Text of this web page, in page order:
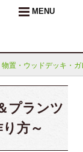
MENU
置・ウッドデッキ・
プランツ
方～